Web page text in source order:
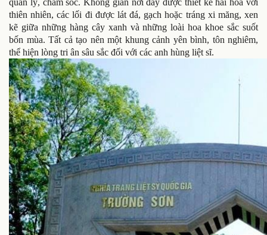
quản lý, chăm sóc. Không gian nơi đây được thiết kế hài hòa với
thiên nhiên, các lối đi được lát đá, gạch hoặc tráng xi măng, xen
kẽ giữa những hàng cây xanh và những loài hoa khoe sắc suốt
bốn mùa. Tất cả tạo nên một khung cảnh yên bình, tôn nghiêm,
thể hiện lòng tri ân sâu sắc đối với các anh hùng liệt sĩ.